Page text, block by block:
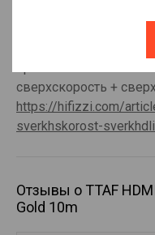
Более подробно об
сверхскорость +
https://hifizzi.com/
sverkhskorost-
Отзывы о TTAF
Gold 10m
!